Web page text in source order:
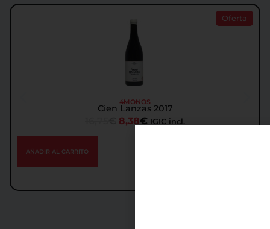
Oferta
4MONOS
Cien Lanzas 2017
8,38€ IGIC incl.
AÑADIR AL CARRITO